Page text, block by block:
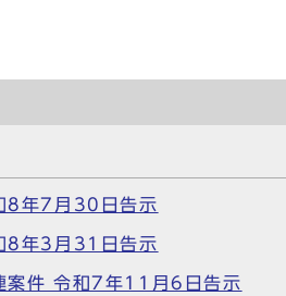
8年7月30日告示
8年3月31日告示
案件 令和7年11月6日告示